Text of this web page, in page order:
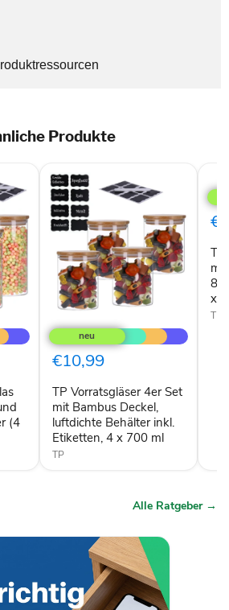
Produkte
(4
Vorratsgläser
4er
Set
mit
Deckel,
luftdichte
Behälter
inkl.
Etiketten,
4
€10,99
TP Vorratsgläser 4er Set
mit Bambus Deckel,
luftdichte Behälter inkl.
Etiketten, 4 x 700 ml
TP
4er
Set
mit
und
8
(4
TP
8
x
TP
Alle Ratgeber →